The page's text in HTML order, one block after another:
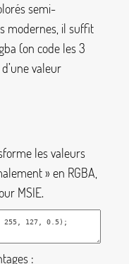
semi-
modernes, il suffit
(on code les 3
valeur
les valeurs
» en RGBA,
MSIE.
: